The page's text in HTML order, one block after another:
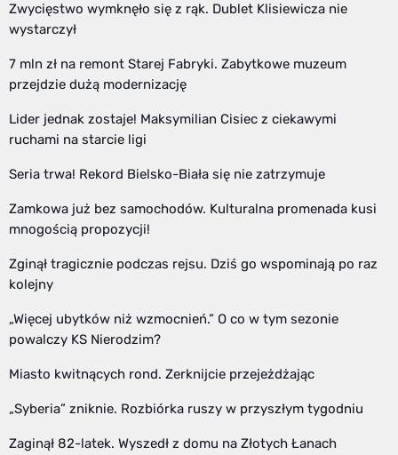
Zwycięstwo wymknęło się z rąk. Dublet Klisiewicza nie
wystarczył
7 mln zł na remont Starej Fabryki. Zabytkowe muzeum
przejdzie dużą modernizację
Lider jednak zostaje! Maksymilian Cisiec z ciekawymi
ruchami na starcie ligi
Seria trwa! Rekord Bielsko-Biała się nie zatrzymuje
Zamkowa już bez samochodów. Kulturalna promenada kusi
mnogością propozycji!
Zginął tragicznie podczas rejsu. Dziś go wspominają po raz
kolejny
„Więcej ubytków niż wzmocnień.” O co w tym sezonie
powalczy KS Nierodzim?
Miasto kwitnących rond. Zerknijcie przejeżdżając
„Syberia” zniknie. Rozbiórka ruszy w przyszłym tygodniu
Zaginął 82-latek. Wyszedł z domu na Złotych Łanach